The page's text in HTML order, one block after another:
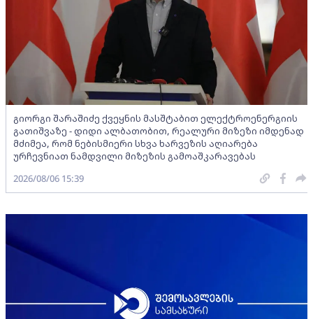
გიორგი შარაშიძე ქვეყნის მასშტაბით ელექტროენერგიის
გათიშვაზე - დიდი ალბათობით, რეალური მიზეზი იმდენად
მძიმეა, რომ ნებისმიერი სხვა ხარვეზის აღიარება
ურჩევნიათ ნამდვილი მიზეზის გამოაშკარავებას
2026/08/06 15:39